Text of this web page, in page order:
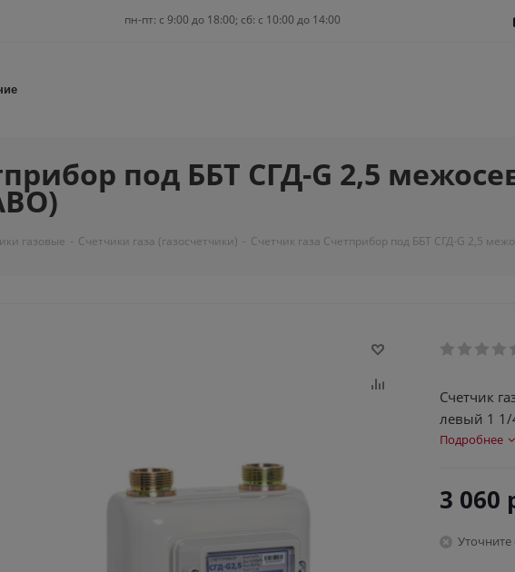
пн-пт: c 9:00 до 18:00; сб: с 10:00 до 14:00
под ББТ СГД-G 2,5
газовые - Счетчики газа (газосчетчики) - Счетчик газа Счетприбор под ББТ СГД-G 2,5
Счетчик
левый 1
Подробнее
3 060
Уточните